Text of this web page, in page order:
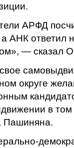
АРФД
АНК ответил
— сказал
округе
в том
Пашиняна.